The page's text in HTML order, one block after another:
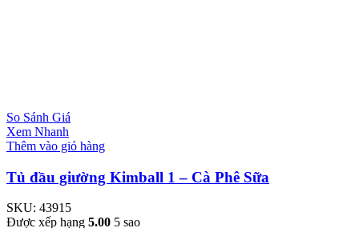
So Sánh Giá
Xem Nhanh
Thêm vào giỏ hàng
Tủ đầu giường Kimball 1 – Cà Phê Sữa
SKU: 43915
Được xếp hạng 5.00 5 sao